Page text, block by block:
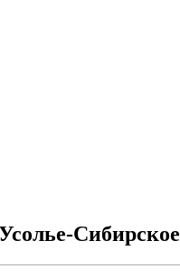
Сибирское­